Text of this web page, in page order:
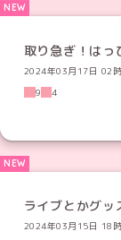
取り急ぎ！はっ
2024年03月17日 02
9
4
ライブとかグッ
2024年03月15日 18